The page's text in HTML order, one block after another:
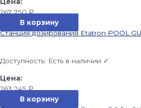
267 750₽
В корзину
Станция дозирования Etatron POOL
Доступность: Есть в наличии ✓
263 245₽
В корзину